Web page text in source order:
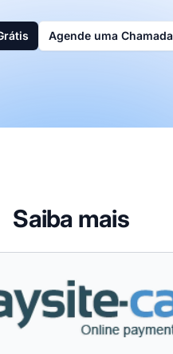
Agende uma Chamada
Saiba mais